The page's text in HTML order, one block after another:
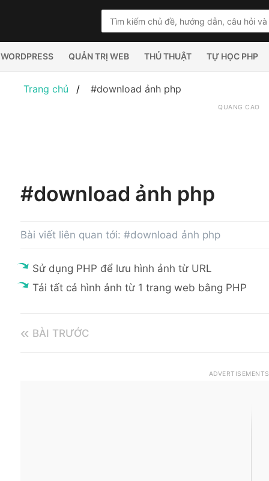
WORDPRESS QUẢN TRỊ WEB THỦ THUẬT TỰ HỌC PHP
Trang chủ #download ảnh php
QUẢNG CÁO
#download ảnh php
Bài viết liên quan tới: #download ảnh php
Sử dụng PHP để lưu hình ảnh từ URL
Tải tất cả hình ảnh từ 1 trang web bằng PHP
BÀI TRƯỚC
ADVERTISEMENTS